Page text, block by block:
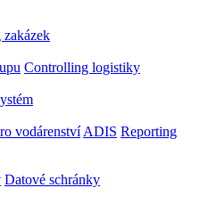
Controlling logistiky
vodárenství ADIS Reporting
Datové schránky